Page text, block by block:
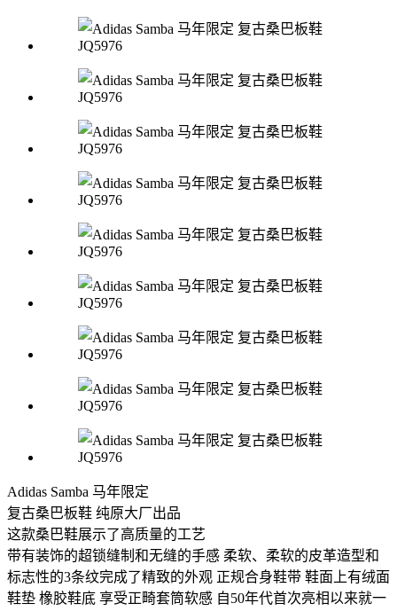
Adidas Samba 马年限定
复古桑巴板鞋 纯原大厂出品
这款桑巴鞋展示了高质量的工艺
带有装饰的超锁缝制和无缝的手感 柔软、柔软的皮革造型和
标志性的3条纹完成了精致的外观 正规合身鞋带 鞋面上有绒面
鞋垫 橡胶鞋底 享受正畸套筒软感 自50年代首次亮相以来就一